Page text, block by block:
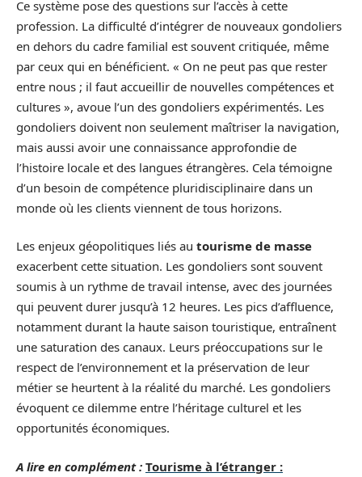
Ce système pose des questions sur l’accès à cette
profession. La difficulté d’intégrer de nouveaux gondoliers
en dehors du cadre familial est souvent critiquée, même
par ceux qui en bénéficient. « On ne peut pas que rester
entre nous ; il faut accueillir de nouvelles compétences et
cultures », avoue l’un des gondoliers expérimentés. Les
gondoliers doivent non seulement maîtriser la navigation,
mais aussi avoir une connaissance approfondie de
l’histoire locale et des langues étrangères. Cela témoigne
d’un besoin de compétence pluridisciplinaire dans un
monde où les clients viennent de tous horizons.
Les enjeux géopolitiques liés au tourisme de masse
exacerbent cette situation. Les gondoliers sont souvent
soumis à un rythme de travail intense, avec des journées
qui peuvent durer jusqu’à 12 heures. Les pics d’affluence,
notamment durant la haute saison touristique, entraînent
une saturation des canaux. Leurs préoccupations sur le
respect de l’environnement et la préservation de leur
métier se heurtent à la réalité du marché. Les gondoliers
évoquent ce dilemme entre l’héritage culturel et les
opportunités économiques.
A lire en complément : Tourisme à l’étranger :